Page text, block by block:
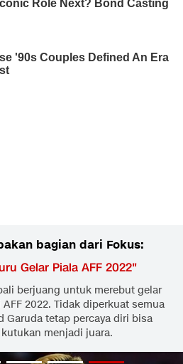
bagian dari Fokus:
Gelar Piala AFF 2022"
berjuang untuk merebut gelar
2022. Tidak diperkuat semua
Garuda tetap percaya diri bisa
menjadi juara.